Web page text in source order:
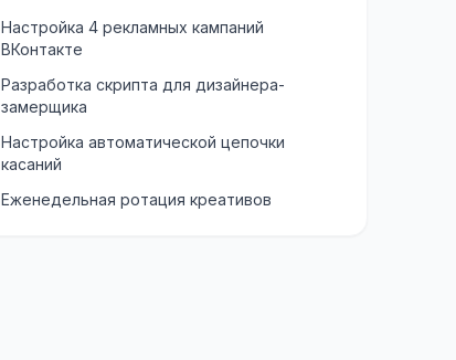
Настройка 4 рекламных кампаний
ВКонтакте
Разработка скрипта для дизайнера-
замерщика
Настройка автоматической цепочки
касаний
Еженедельная ротация креативов